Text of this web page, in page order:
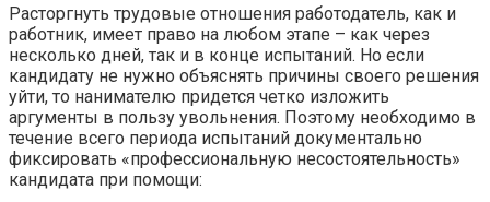
Расторгнуть трудовые отношения работодатель, как и
работник, имеет право на любом этапе – как через
несколько дней, так и в конце испытаний. Но если
кандидату не нужно объяснять причины своего решения
уйти, то нанимателю придется четко изложить
аргументы в пользу увольнения. Поэтому необходимо в
течение всего периода испытаний документально
фиксировать «профессиональную несостоятельность»
кандидата при помощи: